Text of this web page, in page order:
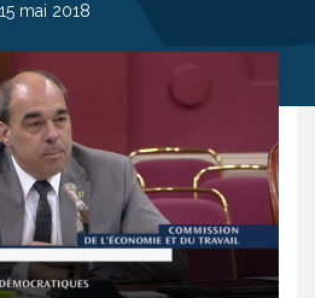
15 mai 2018